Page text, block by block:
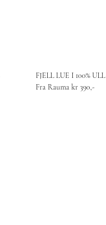
FJELL LUE I 100% ULL
Fra Rauma kr 390,-